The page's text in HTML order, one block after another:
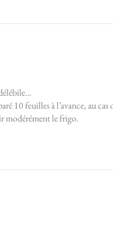
10 feuilles à l’avance, au
modérément le frigo.